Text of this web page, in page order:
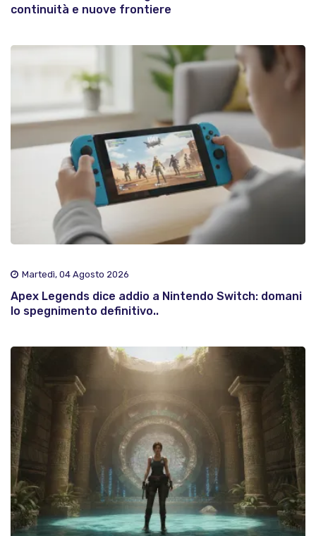
continuità e nuove frontiere
Martedì, 04 Agosto 2026
Apex Legends dice addio a Nintendo Switch: domani
lo spegnimento definitivo..